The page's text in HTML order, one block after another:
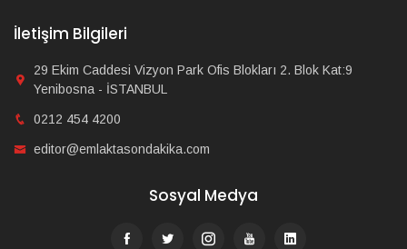
İletişim Bilgileri
29 Ekim Caddesi Vizyon Park Ofis Blokları 2. Blok Kat:9
Yenibosna - İSTANBUL
0212 454 4200
editor@emlaktasondakika.com
Sosyal Medya